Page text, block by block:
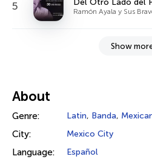
5 Ramón Ayala y Sus
Show
About
Genre: Latin, Banda,
City: Mexico City
Language: Español